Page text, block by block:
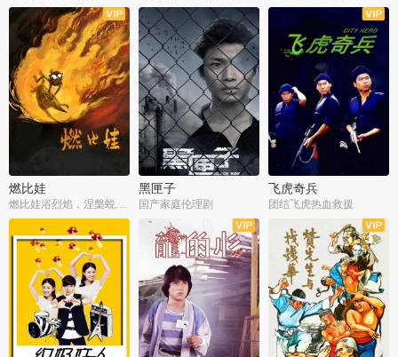
燃比娃
燃比娃浴烈焰，涅槃蜕变成人
黑匣子
国产家庭伦理剧
飞虎奇兵
团结飞虎热血救援